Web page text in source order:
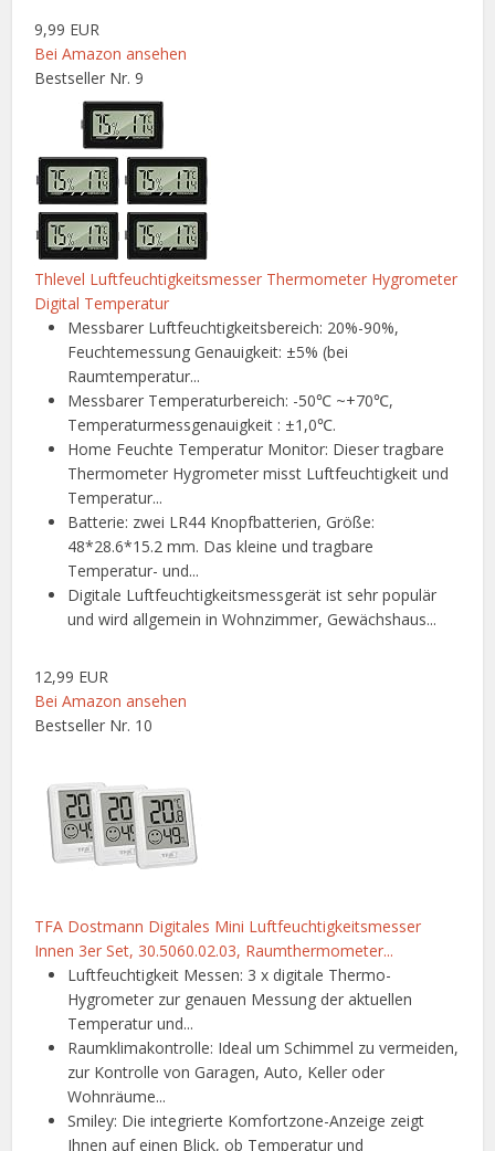
9,99 EUR
Bei Amazon ansehen
Bestseller Nr. 9
Thlevel Luftfeuchtigkeitsmesser Thermometer Hygrometer
Digital Temperatur
Messbarer Luftfeuchtigkeitsbereich: 20%-90%,
Feuchtemessung Genauigkeit: ±5% (bei
Raumtemperatur...
Messbarer Temperaturbereich: -50℃ ~+70℃,
Temperaturmessgenauigkeit : ±1,0℃.
Home Feuchte Temperatur Monitor: Dieser tragbare
Thermometer Hygrometer misst Luftfeuchtigkeit und
Temperatur...
Batterie: zwei LR44 Knopfbatterien, Größe:
48*28.6*15.2 mm. Das kleine und tragbare
Temperatur- und...
Digitale Luftfeuchtigkeitsmessgerät ist sehr populär
und wird allgemein in Wohnzimmer, Gewächshaus...
12,99 EUR
Bei Amazon ansehen
Bestseller Nr. 10
TFA Dostmann Digitales Mini Luftfeuchtigkeitsmesser
Innen 3er Set, 30.5060.02.03, Raumthermometer...
Luftfeuchtigkeit Messen: 3 x digitale Thermo-
Hygrometer zur genauen Messung der aktuellen
Temperatur und...
Raumklimakontrolle: Ideal um Schimmel zu vermeiden,
zur Kontrolle von Garagen, Auto, Keller oder
Wohnräume...
Smiley: Die integrierte Komfortzone-Anzeige zeigt
Ihnen auf einen Blick, ob Temperatur und